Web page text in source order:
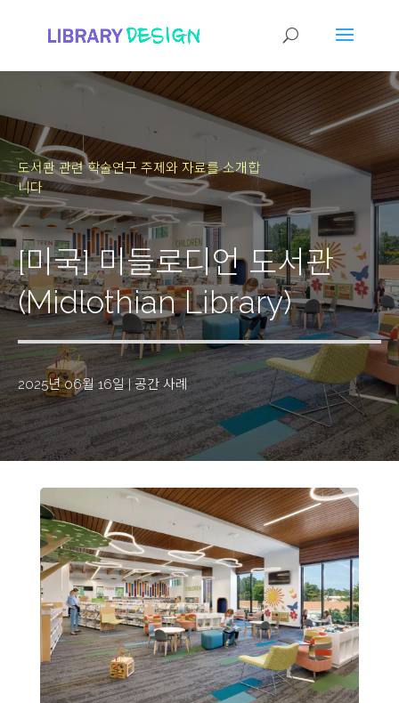
도서관 관련 학술연구 주제와 자료를 소개합
니다
[미국] 미들로디언 도서관
(Midlothian Library)
2025년 06월 16일|공간 사례